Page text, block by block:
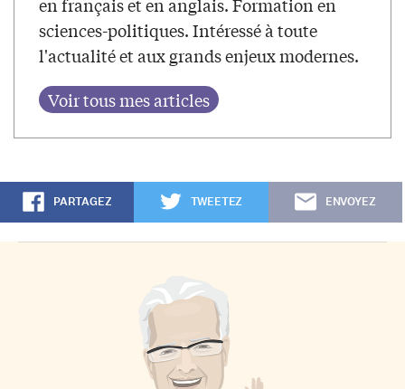
en français et en anglais. Formation en
sciences-politiques. Intéressé à toute
l'actualité et aux grands enjeux modernes.
PARTAGEZ TWEETEZ ENVOYEZ